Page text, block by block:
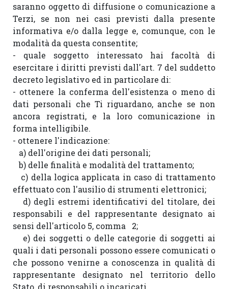
saranno oggetto di diffusione o comunicazione a
Terzi, se non nei casi previsti dalla presente
informativa e/o dalla legge e, comunque, con le
modalità da questa consentite;
- quale soggetto interessato hai facoltà di
esercitare i diritti previsti dall'art. 7 del suddetto
decreto legislativo ed in particolare di:
- ottenere la conferma dell'esistenza o meno di
dati personali che Ti riguardano, anche se non
ancora registrati, e la loro comunicazione in
forma intelligibile.
- ottenere l'indicazione:
   b) delle finalità e modalità del trattamento;
effettuato con l'ausilio di strumenti elettronici;
responsabili e del rappresentante designato ai
sensi dell'articolo 5, comma   2;
quali i dati personali possono essere comunicati o
che possono venirne a conoscenza in qualità di
rappresentante designato nel territorio dello
Stato, di responsabili o incaricati.